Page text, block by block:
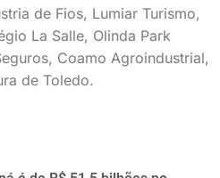
de Fios, Lumiar Turismo,
La Salle, Olinda Park
Coamo Agroindustrial,
de Toledo.